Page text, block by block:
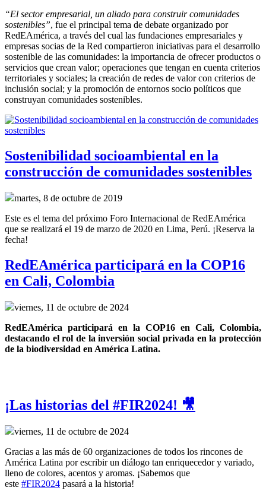
“El sector empresarial, un aliado para construir comunidades
sostenibles”, fue el principal tema de debate organizado por
RedEAmérica, a través del cual las fundaciones empresariales y
empresas socias de la Red compartieron iniciativas para el desarrollo
sostenible de las comunidades: la importancia de ofrecer productos o
servicios que crean valor; operaciones que tengan en cuenta criterios
territoriales y sociales; la creación de redes de valor con criterios de
inclusión social; y la promoción de entornos socio políticos que
construyan comunidades sostenibles.
Sostenibilidad socioambiental en la
construcción de comunidades sostenibles
martes, 8 de octubre de 2019
Este es el tema del próximo Foro Internacional de RedEAmérica
que se realizará el 19 de marzo de 2020 en Lima, Perú. ¡Reserva la
fecha!
RedEAmérica participará en la COP16
en Cali, Colombia
viernes, 11 de octubre de 2024
RedEAmérica participará en la COP16 en Cali, Colombia,
destacando el rol de la inversión social privada en la protección
de la biodiversidad en América Latina.
¡Las historias del #FIR2024! 🎥
viernes, 11 de octubre de 2024
Gracias a las más de 60 organizaciones de todos los rincones de
América Latina por escribir un diálogo tan enriquecedor y variado,
lleno de colores, acentos y aromas. ¡Sabemos que
este #FIR2024 pasará a la historia!